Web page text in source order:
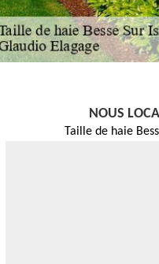
NOUS
Taille de haie